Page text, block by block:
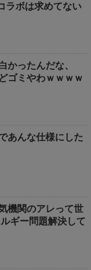
ラボは求めてない
かったんだな、
ゴミやわｗｗｗｗ
あんな仕様にした
機関のアレって世
ギー問題解決して